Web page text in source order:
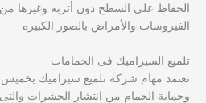
الحفاظ على السطح دون أتربه وغيرها من
الفيروسات والأمراض بالصور الكبيره
تلميع السيراميك فى الحمامات
تعتمد مهام شركة تلميع سيراميك
وحماية الحمام من انتشار الحشرات